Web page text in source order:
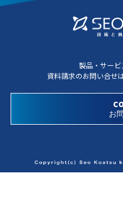
製品・サービ
資料請求のお問い合せは
お